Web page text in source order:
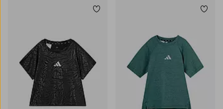
Tilføj til favoritter